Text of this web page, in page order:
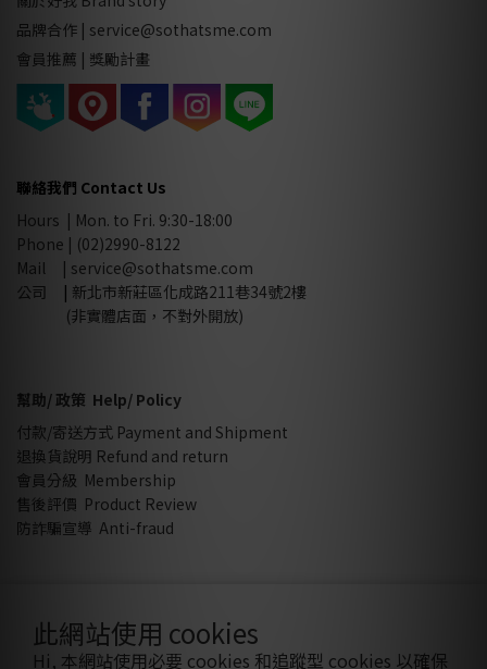
此網站使用 cookies
Hi, 本網站使用必要 cookies 和追蹤型 cookies 以確保
品牌合作 | service@sothatsme.com
會員推薦 | 獎勵計畫
聯絡我們 Contact Us
Hours | Mon. to Fri. 9:30-18:00
Phone | (02)2990-8122
Mail | service@sothatsme.com
公司
| 新北市新莊區化成路211巷34號2樓
(非實體店面，不對外開放)
幫助/ 政策 Help/ Policy
付款/寄送方式 Payment and Shipment
退換貨說明 Refund and return
會員分級 Membership
售後評價 Product Review
防詐騙宣導 Anti-fraud